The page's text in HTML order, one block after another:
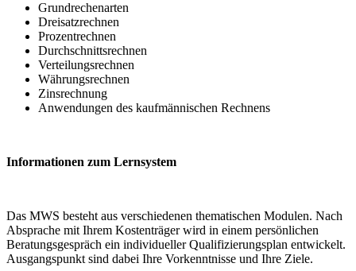
Grundrechenarten
Dreisatzrechnen
Prozentrechnen
Durchschnittsrechnen
Verteilungsrechnen
Währungsrechnen
Zinsrechnung
Anwendungen des kaufmännischen Rechnens
Informationen zum Lernsystem
Das MWS besteht aus verschiedenen thematischen Modulen. Nach
Absprache mit Ihrem Kostenträger wird in einem persönlichen
Beratungsgespräch ein individueller Qualifizierungsplan entwickelt.
Ausgangspunkt sind dabei Ihre Vorkenntnisse und Ihre Ziele.